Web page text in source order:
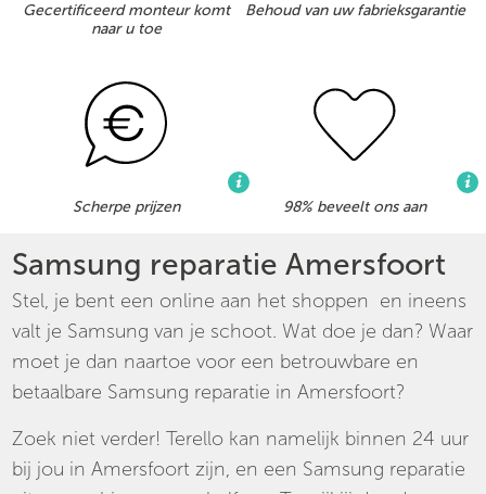
Gecertificeerd monteur komt
naar u toe
Behoud van uw fabrieksgarantie
Scherpe prijzen 98% beveelt ons aan
Samsung reparatie Amersfoort
Stel, je bent een online aan het shoppen en ineens
valt je Samsung van je schoot. Wat doe je dan? Waar
moet je dan naartoe voor een betrouwbare en
betaalbare Samsung reparatie in Amersfoort?
Zoek niet verder! Terello kan namelijk binnen 24 uur
bij jou in Amersfoort zijn, en een Samsung reparatie